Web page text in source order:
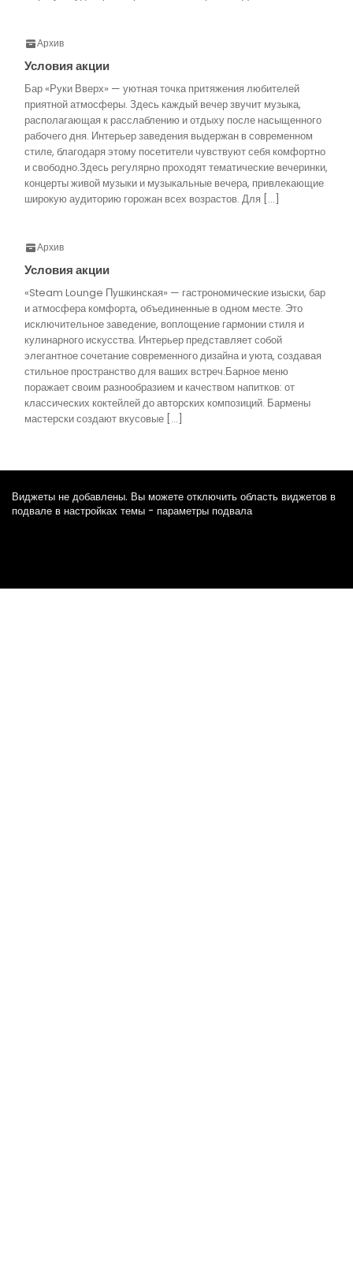
Архив
Условия акции
Бар «Руки Вверх» — уютная точка притяжения любителей
приятной атмосферы. Здесь каждый вечер звучит музыка,
располагающая к расслаблению и отдыху после насыщенного
рабочего дня. Интерьер заведения выдержан в современном
стиле, благодаря этому посетители чувствуют себя комфортно
и свободно.Здесь регулярно проходят тематические вечеринки,
концерты живой музыки и музыкальные вечера, привлекающие
широкую аудиторию горожан всех возрастов. Для […]
Архив
Условия акции
«Steam Lounge Пушкинская» — гастрономические изыски, бар
и атмосфера комфорта, объединенные в одном месте. Это
исключительное заведение, воплощение гармонии стиля и
кулинарного искусства. Интерьер представляет собой
элегантное сочетание современного дизайна и уюта, создавая
стильное пространство для ваших встреч.Барное меню
поражает своим разнообразием и качеством напитков: от
классических коктейлей до авторских композиций. Бармены
мастерски создают вкусовые […]
Виджеты не добавлены. Вы можете отключить область виджетов в
подвале в настройках темы - параметры подвала